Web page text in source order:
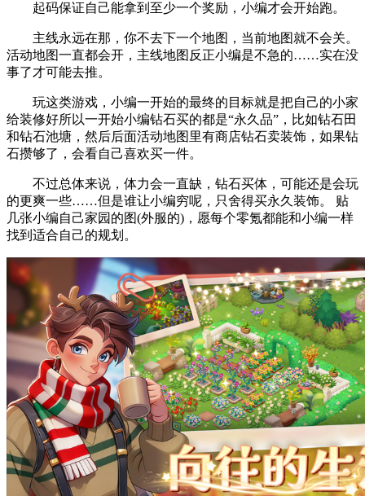
起码保证自己能拿到至少一个奖励，小编才会开始跑。
主线永远在那，你不去下一个地图，当前地图就不会关。
活动地图一直都会开，主线地图反正小编是不急的……实在没
事了才可能去推。
玩这类游戏，小编一开始的最终的目标就是把自己的小家
给装修好所以一开始小编钻石买的都是“永久品”，比如钻石田
和钻石池塘，然后后面活动地图里有商店钻石卖装饰，如果钻
石攒够了，会看自己喜欢买一件。
不过总体来说，体力会一直缺，钻石买体，可能还是会玩
的更爽一些……但是谁让小编穷呢，只舍得买永久装饰。 贴
几张小编自己家园的图(外服的)，愿每个零氪都能和小编一样
找到适合自己的规划。